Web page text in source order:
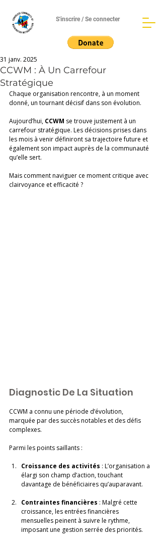
S'inscrire / Se connecter
CCWM : À Un Carrefour
Stratégique
31 janv. 2025
Chaque organisation rencontre, à un moment
donné, un tournant décisif dans son évolution.
Aujourd’hui, CCWM se trouve justement à un
carrefour stratégique. Les décisions prises dans
les mois à venir définiront sa trajectoire future et
également son impact auprès de la communauté
qu’elle sert.
Mais comment naviguer ce moment critique avec
clairvoyance et efficacité ?
Diagnostic De La Situation
CCWM a connu une période d’évolution,
marquée par des succès notables et des défis
complexes.
Parmi les points saillants :
Croissance des activités : L’organisation a
élargi son champ d’action, touchant
davantage de bénéficiaires qu’auparavant.
Contraintes financières : Malgré cette
croissance, les entrées financières
mensuelles peinent à suivre le rythme,
imposant une gestion serrée des priorités.